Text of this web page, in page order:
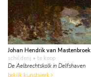
Johan Hendrik van Mastenbroek
schilderij • te koop
De Aelbrechtskolk in Delfshaven
bekijk kunstwerk